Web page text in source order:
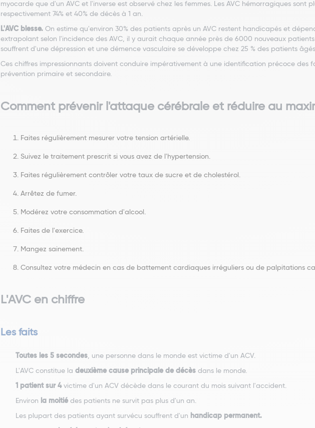
myocarde que d'un AVC et l'inverse est observé chez les femmes. Les AVC hémorragiques sont
respectivement 74% et 40% de décès à 1 an.
L'AVC blesse. On estime qu'environ 30% des patients après un AVC restent handicapés et
extrapolant selon l'incidence des AVC, il y aurait chaque année près de 6000 nouveaux
souffrent d'une dépression et une démence vasculaire se développe chez 25 % des patients
Ces chiffres impressionnants doivent conduire impérativement à une identification précoce
prévention primaire et secondaire.
Comment prévenir l'attaque cérébrale et réduire au
Faites régulièrement mesurer votre tension artérielle.
Suivez le traitement prescrit si vous avez de l'hypertension.
Faites régulièrement contrôler votre taux de sucre et de cholestérol.
Arrêtez de fumer.
Modérez votre consommation d'alcool.
Faites de l'exercice.
Mangez sainement.
Consultez votre médecin en cas de battement cardiaques irréguliers ou de palpitations
L'AVC en chiffre
Les faits
Toutes les 5 secondes, une personne dans le monde est victime d'un ACV.
L'AVC constitue ladeuxième cause principale de décès dans le monde.
1 patient sur 4victime d'un ACV décède dans le courant du mois suivant l'accident.
Environ la moitié des patients ne survit pas plus d'un an.
Les plupart des patients ayant survécu souffrent d'un handicap permanent.